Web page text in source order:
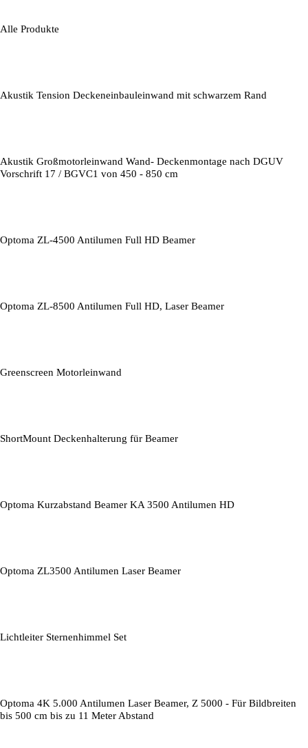
Alle Produkte
Akustik Tension Deckeneinbauleinwand mit schwarzem Rand
Akustik Großmotorleinwand Wand- Deckenmontage nach DGUV
Vorschrift 17 / BGVC1 von 450 - 850 cm
Optoma ZL-4500 Antilumen Full HD Beamer
Optoma ZL-8500 Antilumen Full HD, Laser Beamer
Greenscreen Motorleinwand
ShortMount Deckenhalterung für Beamer
Optoma Kurzabstand Beamer KA 3500 Antilumen HD
Optoma ZL3500 Antilumen Laser Beamer
Lichtleiter Sternenhimmel Set
Optoma 4K 5.000 Antilumen Laser Beamer, Z 5000 - Für Bildbreiten
bis 500 cm bis zu 11 Meter Abstand